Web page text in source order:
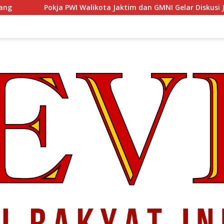
Jaktim dan GMNI Gelar Diskusi Jurnalistik, Dorong Gen